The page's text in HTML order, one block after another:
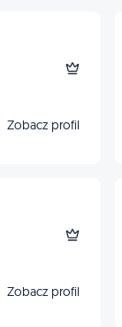
Zobacz profil
Zobacz profil